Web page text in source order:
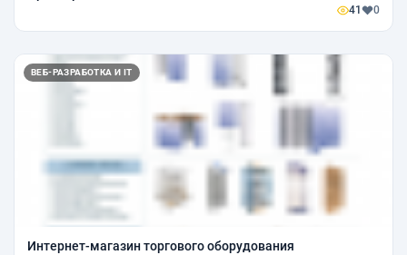
41 0
ВЕБ-РАЗРАБОТКА И IT
Интернет-магазин торгового оборудования